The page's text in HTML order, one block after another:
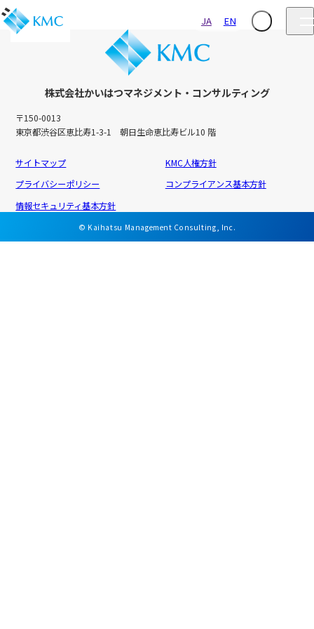
JA EN
ジブチ<
株式会社かいはつマネジメント・コンサルティング
〒150-0013
東京都渋谷区恵比寿1-3-1 朝日生命恵比寿ビル10 階
サイトマップ
KMC人権方針
プライバシーポリシー
コンプライアンス基本方針
情報セキュリティ基本方針
© Kaihatsu Management Consulting, Inc.